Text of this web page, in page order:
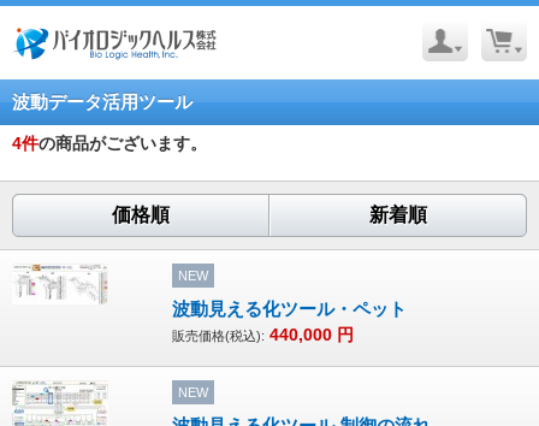
波動データ活用ツール
4件の商品がございます。
価格順 新着順
NEW
波動見える化ツール・ペット
販売価格(税込): 440,000 円
NEW